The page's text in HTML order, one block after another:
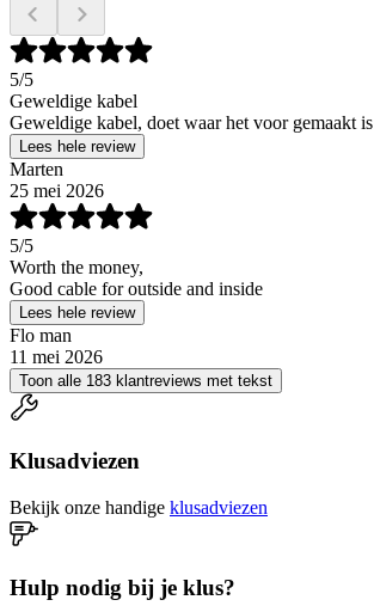
5/5
Geweldige kabel
Geweldige kabel, doet waar het voor gemaakt is
Lees hele review
Marten
25 mei 2026
5/5
Worth the money,
Good cable for outside and inside
Lees hele review
Flo man
11 mei 2026
Toon alle 183 klantreviews met tekst
Klusadviezen
Bekijk onze handige klusadviezen
Hulp nodig bij je klus?